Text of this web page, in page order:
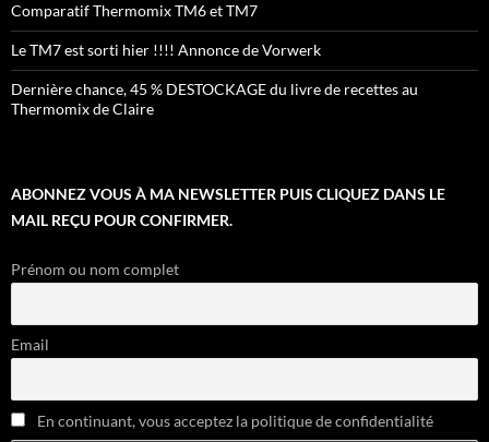
Comparatif Thermomix TM6 et TM7
Le TM7 est sorti hier !!!! Annonce de Vorwerk
Dernière chance, 45 % DESTOCKAGE du livre de recettes au
Thermomix de Claire
ABONNEZ VOUS À MA NEWSLETTER PUIS CLIQUEZ DANS LE
MAIL REÇU POUR CONFIRMER.
Prénom ou nom complet
Email
En continuant, vous acceptez la politique de confidentialité